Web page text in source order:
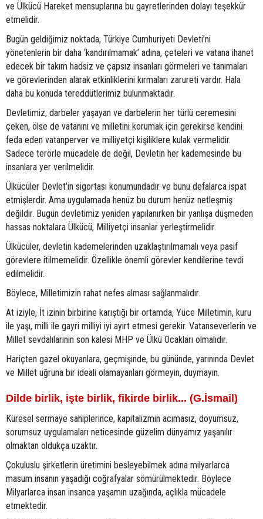
ve Ülkücü Hareket mensuplarına bu gayretlerinden dolayı teşekkür
etmelidir.
Bugün geldiğimiz noktada, Türkiye Cumhuriyeti Devleti’ni
yönetenlerin bir daha ‘kandırılmamak’ adına, çeteleri ve vatana ihanet
edecek bir takım hadsiz ve çapsız insanları görmeleri ve tanımaları
ve görevlerinden alarak etkinliklerini kırmaları zarureti vardır. Hala
daha bu konuda tereddütlerimiz bulunmaktadır.
Devletimiz, darbeler yaşayan ve darbelerin her türlü ceremesini
çeken, ölse de vatanını ve milletini korumak için gerekirse kendini
feda eden vatanperver ve milliyetçi kişiliklere kulak vermelidir.
Sadece terörle mücadele de değil, Devletin her kademesinde bu
insanlara yer verilmelidir.
Ülkücüler Devlet’in sigortası konumundadır ve bunu defalarca ispat
etmişlerdir. Ama uygulamada henüz bu durum henüz netleşmiş
değildir. Bugün devletimiz yeniden yapılanırken bir yanlışa düşmeden
hassas noktalara Ülkücü, Milliyetçi insanlar yerleştirmelidir.
Ülkücüler, devletin kademelerinden uzaklaştırılmamalı veya pasif
görevlere itilmemelidir. Özellikle önemli görevler kendilerine tevdi
edilmelidir.
Böylece, Milletimizin rahat nefes alması sağlanmalıdır.
At iziyle, İt izinin birbirine karıştığı bir ortamda, Yüce Milletimin, kuru
ile yaşı, milli ile gayri milliyi iyi ayırt etmesi gerekir. Vatanseverlerin ve
Millet sevdalılarının son kalesi MHP ve Ülkü Ocakları olmalıdır.
Hariçten gazel okuyanlara, geçmişinde, bu gününde, yarınında Devlet
ve Millet uğruna bir ideali olamayanları görmeyin, duymayın.
Dilde birlik, işte birlik, fikirde birlik... (G.İsmail)
Küresel sermaye sahiplerince, kapitalizmin acımasız, doyumsuz,
sorumsuz uygulamaları neticesinde güzelim dünyamız yaşanılır
olmaktan oldukça uzaktır.
Çokuluslu şirketlerin üretimini besleyebilmek adına milyarlarca
masum insanın yaşadığı coğrafyalar sömürülmektedir. Böylece
Milyarlarca insan insanca yaşamın uzağında, açlıkla mücadele
etmektedir.